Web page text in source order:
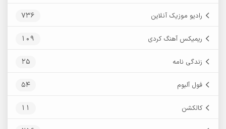
رادیو موزیک آنلاین 736
ریمیکس آهنگ کردی 109
زندگی نامه 25
فول آلبوم 54
کالکشن 11